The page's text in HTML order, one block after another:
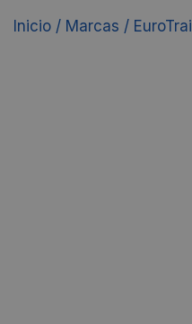
Inicio / Marcas / EuroTrail